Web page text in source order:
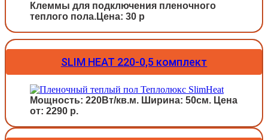
Клеммы для подключения пленочного
теплого пола.Цена: 30 р
SLIM HEAT 220-0,5 комплект
Мощность: 220Вт/кв.м. Ширина: 50см. Цена
от: 2290 р.